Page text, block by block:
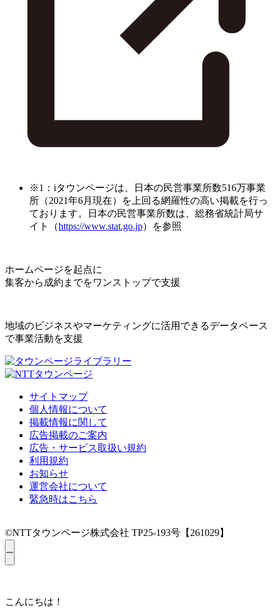
※1：iタウンページは、日本の民営事業所数516万事業
所（2021年6月現在）を上回る網羅性の高い掲載を行っ
ております。日本の民営事業所数は、総務省統計局サ
イト（https://www.stat.go.jp）を参照
ホームページを起点に
集客から成約までをワンストップで支援
地域のビジネスやマーケティングに活用できるデータベース
で事業活動を支援
サイトマップ
個人情報について
掲載情報に関して
広告掲載のご案内
広告・サービス取扱い規約
利用規約
お知らせ
運営会社について
緊急時はこちら
©NTTタウンページ株式会社 TP25-193号【261029】
こんにちは！